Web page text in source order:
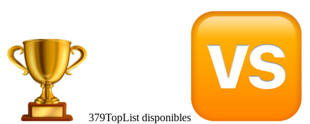
379TopList disponibles